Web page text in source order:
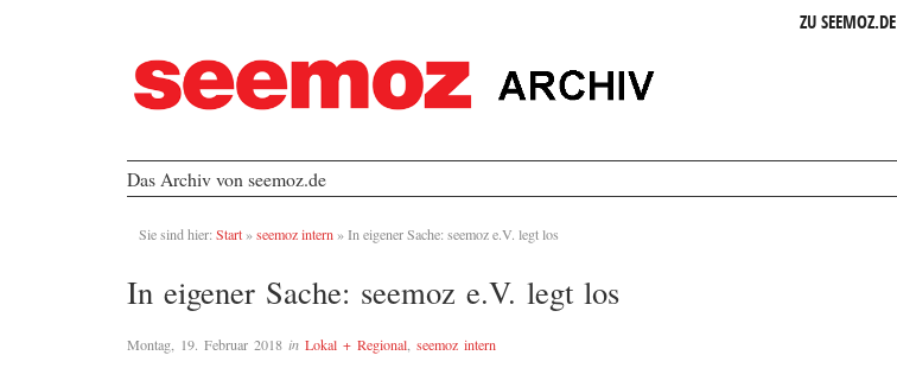
ZU SEEMOZ.DE
Das Archiv von seemoz.de
Sie sind hier: Start »seemoz intern »In eigener Sache: seemoz e.V. legt los
In eigener Sache: seemoz e.V. legt los
Montag, 19. Februar 2018 in Lokal + Regional seemoz intern